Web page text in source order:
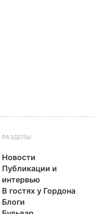
РАЗДЕЛЫ
Новости
Публикации и
интервью
В гостях у Гордона
Блоги